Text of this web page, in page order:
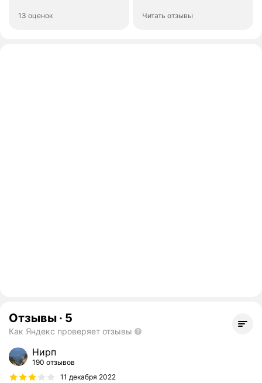
13 оценок Читать отзывы
Отзывы · 5
Как Яндекс проверяет отзывы
Нирп
190 отзывов
11 декабря 2022